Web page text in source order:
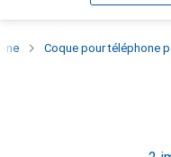
Coque pour téléphone